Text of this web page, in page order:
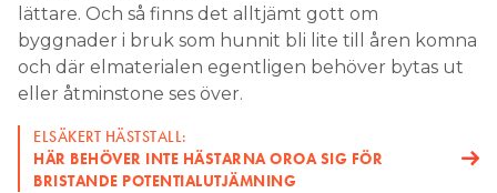
lättare. Och så finns det alltjämt gott om
byggnader i bruk som hunnit bli lite till åren komna
och där elmaterialen egentligen behöver bytas ut
eller åtminstone ses över.
ELSÄKERT HÄSTSTALL:
HÄR BEHÖVER INTE HÄSTARNA OROA SIG FÖR
BRISTANDE POTENTIALUTJÄMNING